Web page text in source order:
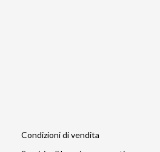
Condizioni di vendita